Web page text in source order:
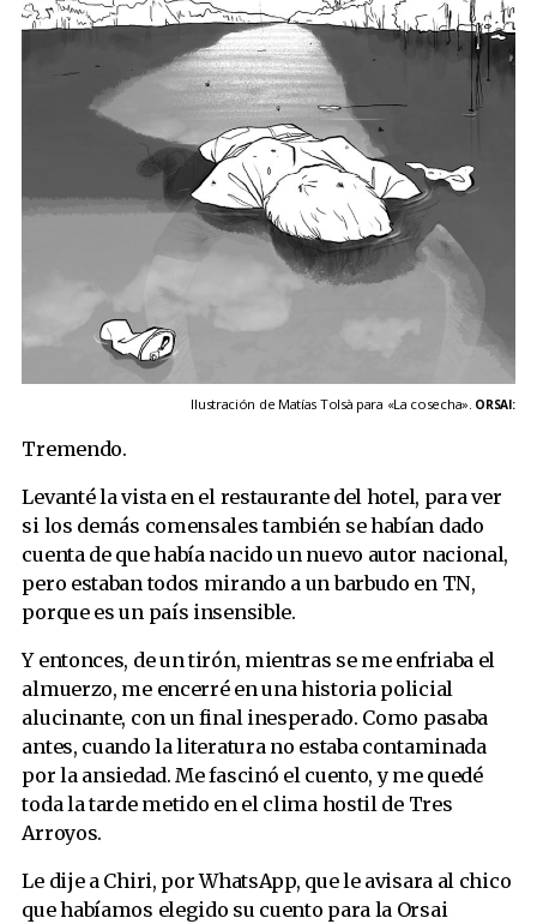
Ilustración de Matías Tolsà para «La cosecha». ORSAI:
Tremendo.
Levanté la vista en el restaurante del hotel, para ver
si los demás comensales también se habían dado
cuenta de que había nacido un nuevo autor nacional,
pero estaban todos mirando a un barbudo en TN,
porque es un país insensible.
Y entonces, de un tirón, mientras se me enfriaba el
almuerzo, me encerré en una historia policial
alucinante, con un final inesperado. Como pasaba
antes, cuando la literatura no estaba contaminada
por la ansiedad. Me fascinó el cuento, y me quedé
toda la tarde metido en el clima hostil de Tres
Arroyos.
Le dije a Chiri, por WhatsApp, que le avisara al chico
que habíamos elegido su cuento para la Orsai